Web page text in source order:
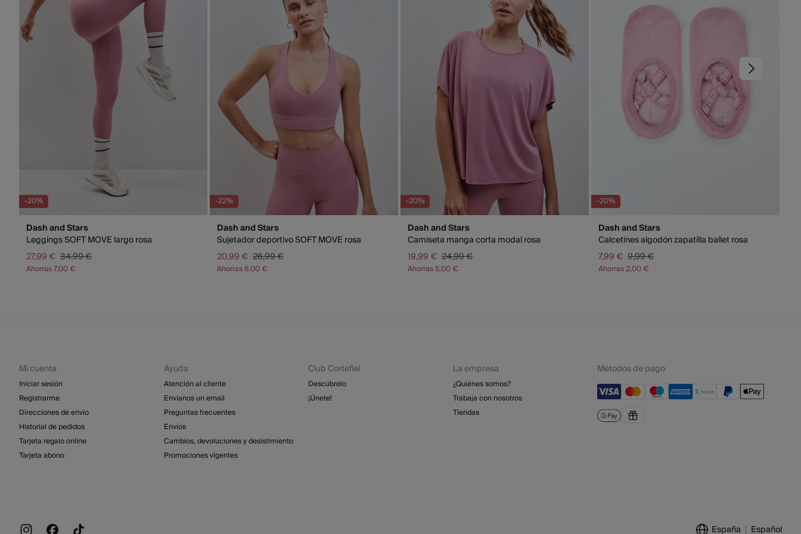
GRATIS en pedidos superiores a 70 €
Días laborables (L-V). En envíos a Ceuta y Melilla, el cliente deberá
abonar los gastos de aduana correspondientes, los cuales variarán en
función del peso del envío.
-20%
Dash and Stars
Leggings SOFT MOVE largo rosa
27,99 € 34,99 €
Ahorras7,00 €
-22%
Dash and Stars
Sujetador deportivo SOFT MOVE rosa
20,99 € 26,99 €
Ahorras6,00 €
-20%
Dash and Stars
Camiseta manga corta modal rosa
19,99 € 24,99 €
Ahorras5,00 €
-20%
Dash and Stars
Calcetines algodón zapatilla ballet rosa
7,99 € 9,99 €
Ahorras2,00 €
Mi cuenta
Iniciar sesión
Registrarme
Direcciones de envío
Historial de pedidos
Tarjeta regalo online
Tarjeta abono
Ayuda
Atención al cliente
Envíanos un email
Preguntas frecuentes
Envíos
Cambios, devoluciones y desistimiento
Promociones vigentes
Club Cortefiel
Descúbrelo
¡Únete!
La empresa
¿Quiénes somos?
Trabaja con nosotros
Tiendas
Métodos de pago
España Español